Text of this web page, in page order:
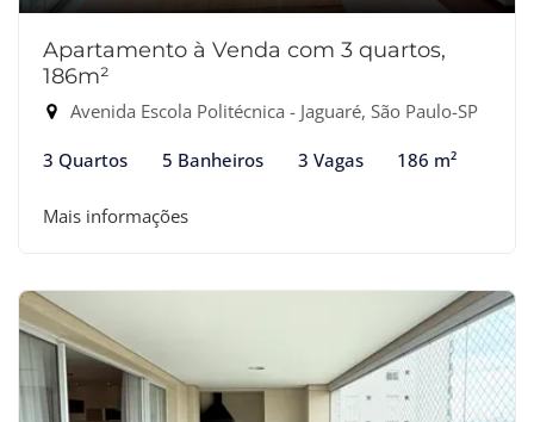
Apartamento à Venda com 3 quartos,
186m²
Avenida Escola Politécnica - Jaguaré, São Paulo-SP
3 Quartos 5 Banheiros 3 Vagas 186 m²
Mais informações